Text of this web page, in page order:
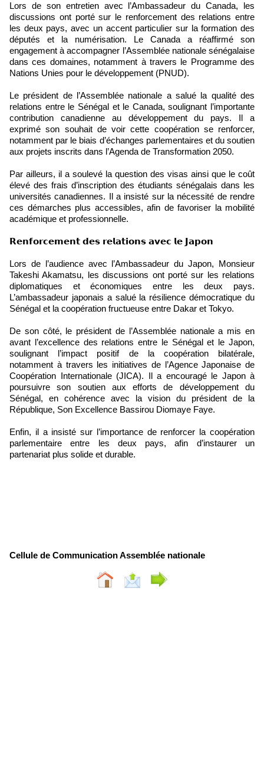
Lors de son entretien avec l’Ambassadeur du Canada, les
discussions ont porté sur le renforcement des relations entre
les deux pays, avec un accent particulier sur la formation des
députés et la numérisation. Le Canada a réaffirmé son
engagement à accompagner l’Assemblée nationale sénégalaise
dans ces domaines, notamment à travers le Programme des
Nations Unies pour le développement (PNUD).
Le président de l’Assemblée nationale a salué la qualité des
relations entre le Sénégal et le Canada, soulignant l’importante
contribution canadienne au développement du pays. Il a
exprimé son souhait de voir cette coopération se renforcer,
notamment par le biais d’échanges parlementaires et du soutien
aux projets inscrits dans l’Agenda de Transformation 2050.
Par ailleurs, il a soulevé la question des visas ainsi que le coût
élevé des frais d’inscription des étudiants sénégalais dans les
universités canadiennes. Il a insisté sur la nécessité de rendre
ces démarches plus accessibles, afin de favoriser la mobilité
académique et professionnelle.
𝗥𝗲𝗻𝗳𝗼𝗿𝗰𝗲𝗺𝗲𝗻𝘁 𝗱𝗲𝘀 𝗿𝗲𝗹𝗮𝘁𝗶𝗼𝗻𝘀 𝗮𝘃𝗲𝗰 𝗹𝗲 𝗝𝗮𝗽𝗼𝗻
Lors de l’audience avec l’Ambassadeur du Japon, Monsieur
Takeshi Akamatsu, les discussions ont porté sur les relations
diplomatiques et économiques entre les deux pays.
L’ambassadeur japonais a salué la résilience démocratique du
Sénégal et la coopération fructueuse entre Dakar et Tokyo.
De son côté, le président de l’Assemblée nationale a mis en
avant l’excellence des relations entre le Sénégal et le Japon,
soulignant l’impact positif de la coopération bilatérale,
notamment à travers les initiatives de l’Agence Japonaise de
Coopération Internationale (JICA). Il a encouragé le Japon à
poursuivre son soutien aux efforts de développement du
Sénégal, en cohérence avec la vision du président de la
République, Son Excellence Bassirou Diomaye Faye.
Enfin, il a insisté sur l’importance de renforcer la coopération
parlementaire entre les deux pays, afin d’instaurer un
partenariat plus solide et durable.
Cellule de Communication Assemblée nationale